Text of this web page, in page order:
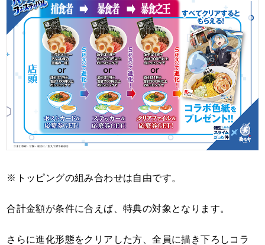
※トッピングの組み合わせは自由です。
合計金額が条件に合えば、特典の対象となります。
さらに進化形態をクリアした方、全員に描き下ろしコラ